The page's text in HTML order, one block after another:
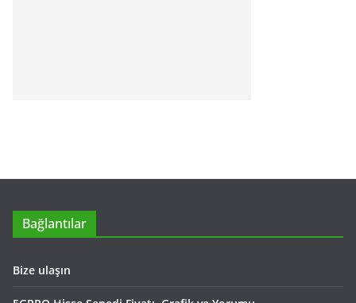
Bağlantılar
Bize ulaşın